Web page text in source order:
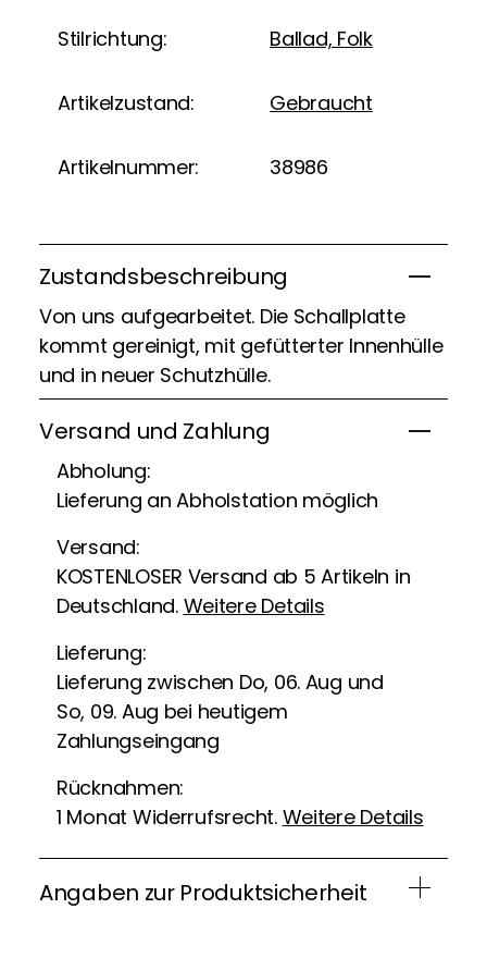
Stilrichtung: Ballad, Folk
Artikelzustand: Gebraucht
Artikelnummer: 38986
Zustandsbeschreibung
Von uns aufgearbeitet. Die Schallplatte
kommt gereinigt, mit gefütterter Innenhülle
und in neuer Schutzhülle.
Versand und Zahlung
Abholung:
Lieferung an Abholstation möglich
Versand:
KOSTENLOSER Versand ab 5 Artikeln in
Deutschland. Weitere Details
Lieferung:
Lieferung zwischen Do, 06. Aug und
So, 09. Aug bei heutigem
Zahlungseingang
Rücknahmen:
1 Monat Widerrufsrecht. Weitere Details
Angaben zur Produktsicherheit